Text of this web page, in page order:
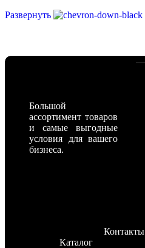
Развернуть
Большой
ассортимент товаров
и самые выгодные
условия для вашего
бизнеса.
Каталог
Контакты